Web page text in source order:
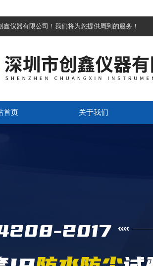
鑫仪器有限公司！我们将为您提供周到的服务！
首页 关于我们